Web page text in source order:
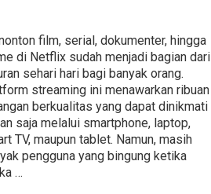
film, serial, dokumenter, hingga
di Netflix sudah menjadi bagian dari
sehari hari bagi banyak orang.
streaming ini menawarkan ribuan
berkualitas yang dapat dinikmati
saja melalui smartphone, laptop,
TV, maupun tablet. Namun, masih
pengguna yang bingung ketika
…